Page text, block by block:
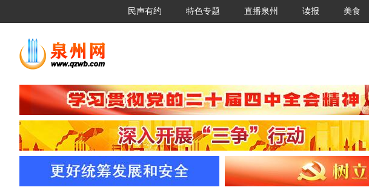
民声有约 特色专题 直播泉州 读报 美食